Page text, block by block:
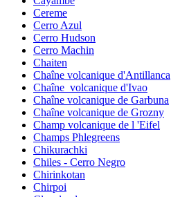
Cereme
Cerro Azul
Cerro Hudson
Cerro Machin
Chaiten
Chaîne volcanique d'Antillanca
Chaîne_volcanique d'Ivao
Chaîne volcanique de Garbuna
Chaîne volcanique de Grozny
Champ volcanique de l 'Eifel
Champs Phlegreens
Chikurachki
Chiles - Cerro Negro
Chirinkotan
Chirpoi